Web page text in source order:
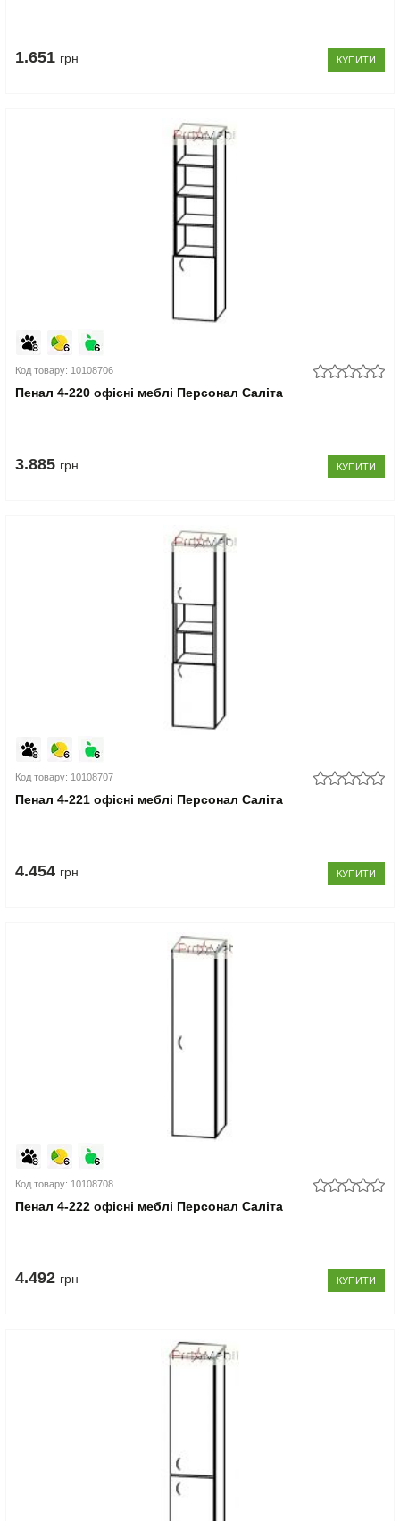
1.651 грн КУПИТИ
Код товару: 10108706
Пенал 4-220 офісні меблі Персонал Саліта
3.885 грн КУПИТИ
Код товару: 10108707
Пенал 4-221 офісні меблі Персонал Саліта
4.454 грн КУПИТИ
Код товару: 10108708
Пенал 4-222 офісні меблі Персонал Саліта
4.492 грн КУПИТИ